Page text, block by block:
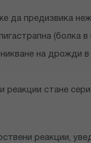
да предизвика
(болка
на дрожди
реакции стане
реакции,